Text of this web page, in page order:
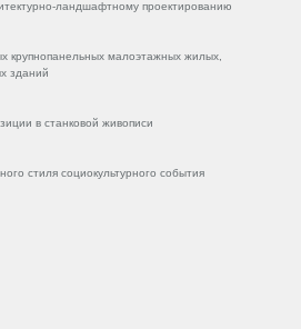
ландшафтному проектированию
крупнопанельных малоэтажных жилых,
зданий
в станковой живописи
стиля социокультурного события